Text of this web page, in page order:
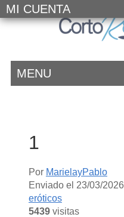
MI CUENTA
MENU
1
Por MarielayPablo
Enviado el 23/03/2026
eróticos
5439visitas